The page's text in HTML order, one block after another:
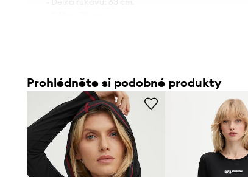
Prohlédněte si podobné produkty